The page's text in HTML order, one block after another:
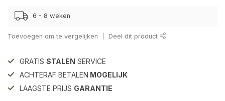
6 - 8 weken
Toevoegen om te vergelijken Deel dit product
GRATIS STALEN SERVICE
ACHTERAF BETALEN MOGELIJK
LAAGSTE PRIJS GARANTIE